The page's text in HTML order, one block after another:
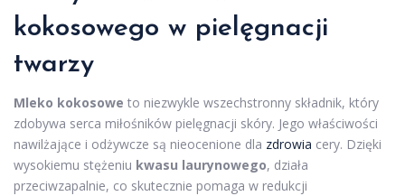
kokosowego w pielęgnacji
twarzy
Mleko kokosowe to niezwykle wszechstronny składnik, który
zdobywa serca miłośników pielęgnacji skóry. Jego właściwości
nawilżające i odżywcze są nieocenione dla zdrowia cery. Dzięki
wysokiemu stężeniu kwasu laurynowego, działa
przeciwzapalnie, co skutecznie pomaga w redukcji